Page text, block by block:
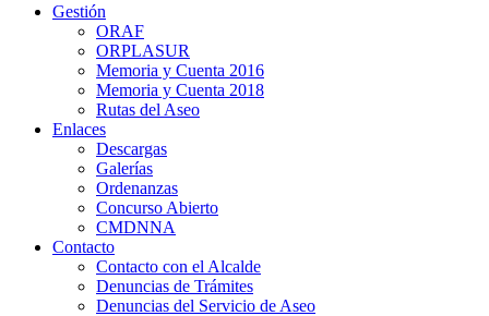
Gestión
ORAF
ORPLASUR
Memoria y Cuenta 2016
Memoria y Cuenta 2018
Rutas del Aseo
Enlaces
Descargas
Galerías
Ordenanzas
Concurso Abierto
CMDNNA
Contacto
Contacto con el Alcalde
Denuncias de Trámites
Denuncias del Servicio de Aseo